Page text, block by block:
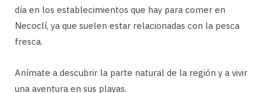
día en los establecimientos que hay para comer en
Necoclí, ya que suelen estar relacionadas con la pesca
fresca.
Anímate a descubrir la parte natural de la región y a vivir
una aventura en sus playas.